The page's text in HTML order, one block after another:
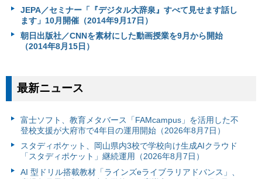
JEPA／セミナー「『デジタル大辞泉』すべて見せます話し
ます」10月開催（2014年9月17日）
朝日出版社／CNNを素材にした動画授業を9月から開始
（2014年8月15日）
最新ニュース
富⼠ソフト、教育メタバース「FAMcampus」を活用した不
登校支援が大府市で4年目の運用開始（2026年8月7日）
スタディポケット、岡山県内3校で学校向け生成AIクラウド
「スタディポケット」継続運用（2026年8月7日）
AI 型ドリル搭載教材「ラインズeライブラリアドバンス」、